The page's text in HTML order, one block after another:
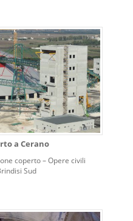
a Cerano
coperto – Opere civili
Sud